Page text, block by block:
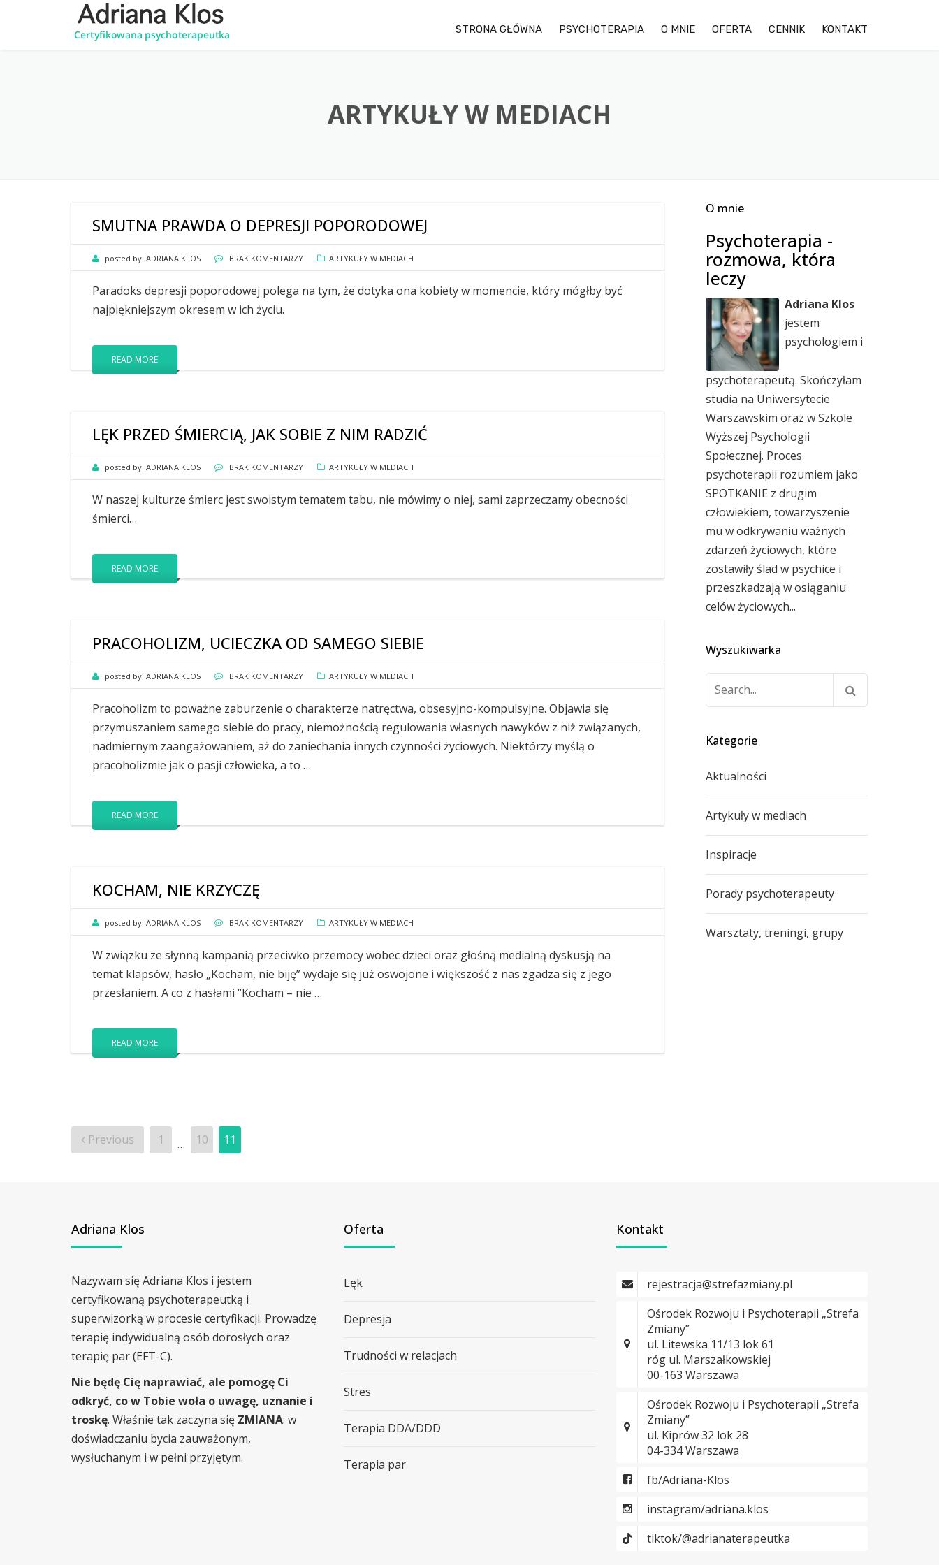
STRONA GŁÓWNA PSYCHOTERAPIA O MNIE OFERTA
TERAPIA DDA/DDD
TERAPIA PAR
CENNIK KONTAKT
ARTYKUŁY W MEDIACH
SMUTNA PRAWDA O DEPRESJI POPORODOWEJ
posted by: ADRIANA KLOS BRAK KOMENTARZY ARTYKUŁY W MEDIACH
Paradoks depresji poporodowej polega na tym, że dotyka ona kobiety w momencie, który mógłby być
najpiękniejszym okresem w ich życiu.
READ MORE
LĘK PRZED ŚMIERCIĄ, JAK SOBIE Z NIM RADZIĆ
posted by: ADRIANA KLOS BRAK KOMENTARZY ARTYKUŁY W MEDIACH
W naszej kulturze śmierc jest swoistym tematem tabu, nie mówimy o niej, sami zaprzeczamy obecności
śmierci…
READ MORE
PRACOHOLIZM, UCIECZKA OD SAMEGO SIEBIE
posted by: ADRIANA KLOS BRAK KOMENTARZY ARTYKUŁY W MEDIACH
Pracoholizm to poważne zaburzenie o charakterze natręctwa, obsesyjno-kompulsyjne. Objawia się
przymuszaniem samego siebie do pracy, niemożnością regulowania własnych nawyków z niż związanych,
nadmiernym zaangażowaniem, aż do zaniechania innych czynności życiowych. Niektórzy myślą o
pracoholizmie jak o pasji człowieka, a to …
READ MORE
KOCHAM, NIE KRZYCZĘ
posted by: ADRIANA KLOS BRAK KOMENTARZY ARTYKUŁY W MEDIACH
W związku ze słynną kampanią przeciwko przemocy wobec dzieci oraz głośną medialną dyskusją na
temat klapsów, hasło „Kocham, nie biję” wydaje się już oswojone i większość z nas zgadza się z jego
przesłaniem. A co z hasłami “Kocham – nie …
READ MORE
Stronicowanie
wpisów
Previous 1 … 10 11
O mnie
Psychoterapia -
rozmowa, która
leczy
Adriana Klos
jestem
psychologiem i
psychoterapeutą. Skończyłam
studia na Uniwersytecie
Warszawskim oraz w Szkole
Wyższej Psychologii
Społecznej. Proces
psychoterapii rozumiem jako
SPOTKANIE z drugim
człowiekiem, towarzyszenie
mu w odkrywaniu ważnych
zdarzeń życiowych, które
zostawiły ślad w psychice i
przeszkadzają w osiąganiu
celów życiowych...
Wyszukiwarka
Kategorie
Aktualności
Artykuły w mediach
Inspiracje
Porady psychoterapeuty
Warsztaty, treningi, grupy
Adriana Klos
Nazywam się Adriana Klos i jestem
certyfikowaną psychoterapeutką i
superwizorką w procesie certyfikacji. Prowadzę
terapię indywidualną osób dorosłych oraz
terapię par (EFT-C).
Nie będę Cię naprawiać, ale pomogę Ci
odkryć, co w Tobie woła o uwagę, uznanie i
troskę. Właśnie tak zaczyna się ZMIANA: w
doświadczaniu bycia zauważonym,
wysłuchanym i w pełni przyjętym.
Oferta
Lęk
Depresja
Trudności w relacjach
Stres
Terapia DDA/DDD
Terapia par
Kontakt
rejestracja@strefazmiany.pl
Ośrodek Rozwoju i Psychoterapii „Strefa
Zmiany”
ul. Litewska 11/13 lok 61
róg ul. Marszałkowskiej
00-163 Warszawa
Ośrodek Rozwoju i Psychoterapii „Strefa
Zmiany”
ul. Kiprów 32 lok 28
04-334 Warszawa
fb/Adriana-Klos
instagram/adriana.klos
tiktok/@adrianaterapeutka